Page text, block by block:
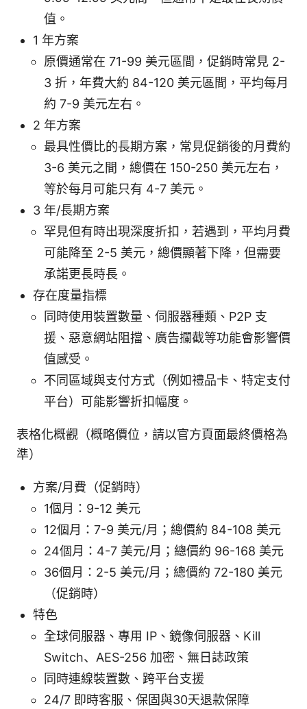
值。
1 年方案
原價通常在 71-99 美元區間，促銷時常見 2-
3 折，年費大約 84-120 美元區間，平均每月
約 7-9 美元左右。
2 年方案
最具性價比的長期方案，常見促銷後的月費約
3-6 美元之間，總價在 150-250 美元左右，
等於每月可能只有 4-7 美元。
3 年/長期方案
罕見但有時出現深度折扣，若遇到，平均月費
可能降至 2-5 美元，總價顯著下降，但需要
承諾更長時長。
存在度量指標
同時使用裝置數量、伺服器種類、P2P 支
援、惡意網站阻擋、廣告攔截等功能會影響價
值感受。
不同區域與支付方式（例如禮品卡、特定支付
平台）可能影響折扣幅度。
表格化概觀（概略價位，請以官方頁面最終價格為
準）
方案/月費（促銷時）
1個月：9-12 美元
12個月：7-9 美元/月；總價約 84-108 美元
24個月：4-7 美元/月；總價約 96-168 美元
36個月：2-5 美元/月；總價約 72-180 美元
（促銷時）
特色
全球伺服器、專用 IP、鏡像伺服器、Kill
Switch、AES-256 加密、無日誌政策
同時連線裝置數、跨平台支援
24/7 即時客服、保固與30天退款保障